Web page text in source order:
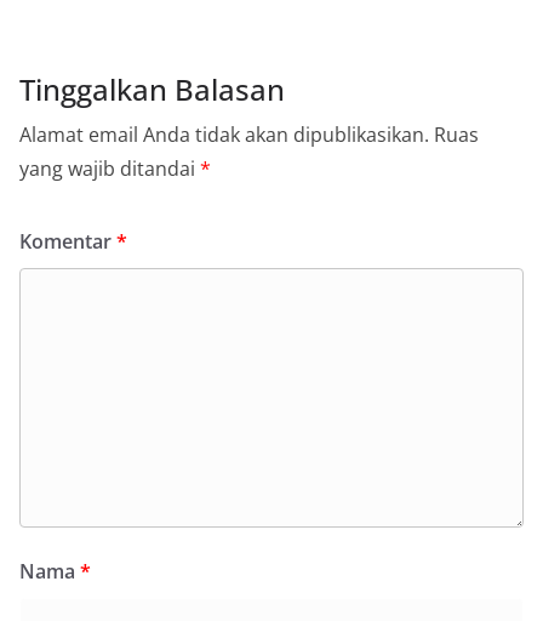
Tinggalkan Balasan
Alamat email Anda tidak akan dipublikasikan. Ruas
yang wajib ditandai *
Komentar*
Nama *